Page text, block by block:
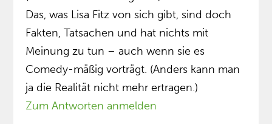
Das, was Lisa Fitz von sich gibt, sind doch
Fakten, Tatsachen und hat nichts mit
Meinung zu tun – auch wenn sie es
Comedy-mäßig vorträgt. (Anders kann man
ja die Realität nicht mehr ertragen.)
Zum Antworten anmelden